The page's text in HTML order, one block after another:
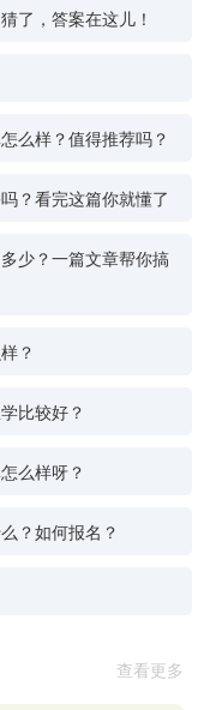
了，答案在这儿！
么样？值得推荐吗？
？看完这篇你就懂了
少？一篇文章帮你搞
？
比较好？
么样呀？
？如何报名？
查看更多